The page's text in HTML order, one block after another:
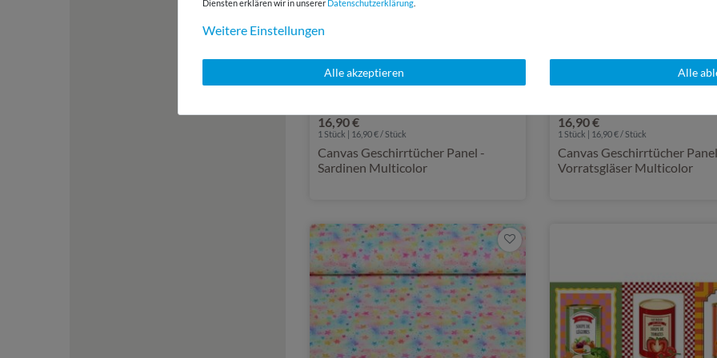
16,90 €
1 Stück | 16,90 € / Stück
Canvas Geschirrtücher Panel -
Sardinen Multicolor
16,90 €
1 Stück | 16,90 € / Stück
Canvas Geschirrtücher
Vorratsgläser Multicolor
Diensten erklären wir in unserer Daten­schutz­erklärung
Weitere Einstellungen
Alle akzeptieren Alle